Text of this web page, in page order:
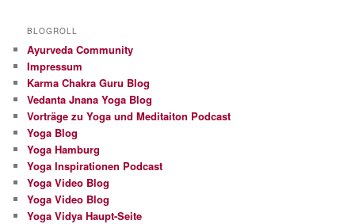
BLOGROLL
Ayurveda Community
Impressum
Karma Chakra Guru Blog
Vedanta Jnana Yoga Blog
Vorträge zu Yoga und Meditaiton Podcast
Yoga Blog
Yoga Hamburg
Yoga Inspirationen Podcast
Yoga Video Blog
Yoga Video Blog
Yoga Vidya Haupt-Seite